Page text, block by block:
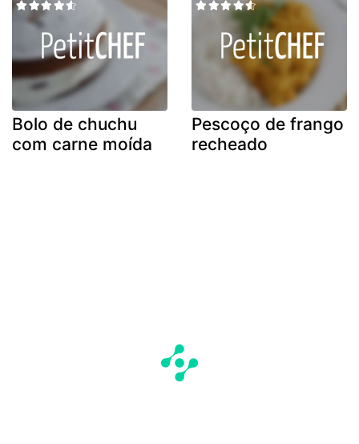
Bolo de chuchu
com carne moída
Pescoço de frango
recheado